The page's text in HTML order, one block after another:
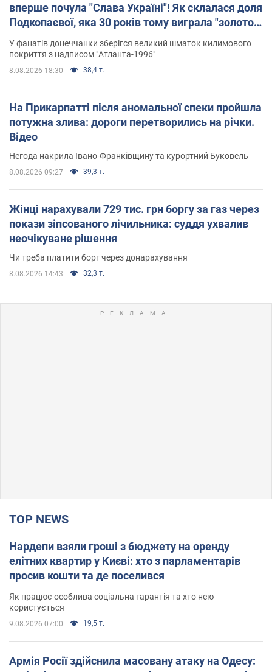
вперше почула "Слава Україні"! Як склалася доля
Подкопаєвої, яка 30 років тому виграла "золото"
Олімпіади
У фанатів донеччанки зберігся великий шматок килимового
покриття з надписом "Атланта-1996"
8.08.2026 18:30 38,4 т.
На Прикарпатті після аномальної спеки пройшла
потужна злива: дороги перетворились на річки.
Відео
Негода накрила Івано-Франківщину та курортний Буковель
8.08.2026 09:27 39,3 т.
Жінці нарахували 729 тис. грн боргу за газ через
покази зіпсованого лічильника: суддя ухвалив
неочікуване рішення
Чи треба платити борг через донарахування
8.08.2026 14:43 32,3 т.
TOP NEWS
Нардепи взяли гроші з бюджету на оренду
елітних квартир у Києві: хто з парламентарів
просив кошти та де поселився
Як працює особлива соціальна гарантія та хто нею
користується
9.08.2026 07:00 19,5 т.
Армія Росії здійснила масовану атаку на Одесу: